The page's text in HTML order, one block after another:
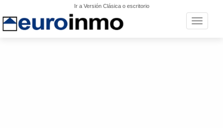
Ir a Versión Clásica o escritorio
Toggle